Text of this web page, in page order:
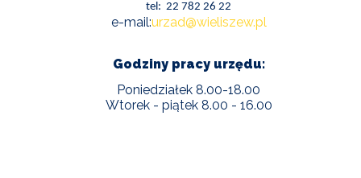
tel: 22 782 26 22
e-mail:urzad@wieliszew.pl
Godziny pracy urzędu:
Poniedziałek 8.00-18.00
Wtorek - piątek 8.00 - 16.00